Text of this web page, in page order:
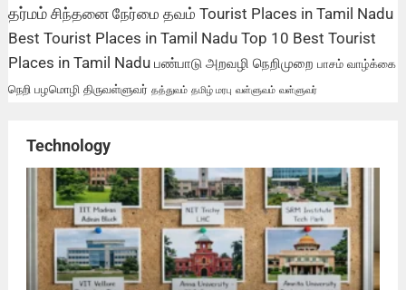
தர்மம் சிந்தனை நேர்மை தவம் Tourist Places in Tamil Nadu
Best Tourist Places in Tamil Nadu Top 10 Best Tourist
Places in Tamil Nadu பண்பாடு அறவழி நெறிமுறை பாசம் வாழ்க்கை
நெறி பழமொழி திருவள்ளுவர் தத்துவம் தமிழ் மரபு வள்ளுவம் வள்ளுவர்
Technology